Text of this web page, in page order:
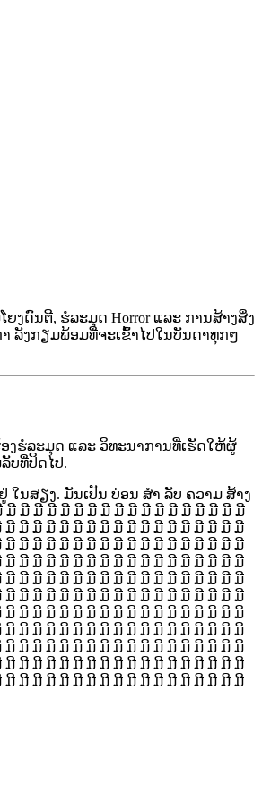
ງດົນຕີ, ຮໍລະມຸດ Horror ແລະ ການສ້າງສິ່ງ
ລັງກຽມພ້ອມທີ່ຈະເຂົ້າໄປໃນບັນດາທຸກໆ
ງຮໍລະມຸດ ແລະ ວິທະນາການທີ່ເຮັດໃຫ້ຜູ້
ບທີ່ປິດໄປ.
ນສຽງ. ມັນເປັນ ບ່ອນ ສຳ ລັບ ຄວາມ ສ້າງ
ມີ ມີ ມີ ມີ ມີ ມີ ມີ ມີ ມີ ມີ ມີ ມີ ມີ ມີ ມີ ມີ ມີ
ມີ ມີ ມີ ມີ ມີ ມີ ມີ ມີ ມີ ມີ ມີ ມີ ມີ ມີ ມີ ມີ ມີ
ມີ ມີ ມີ ມີ ມີ ມີ ມີ ມີ ມີ ມີ ມີ ມີ ມີ ມີ ມີ ມີ ມີ
ມີ ມີ ມີ ມີ ມີ ມີ ມີ ມີ ມີ ມີ ມີ ມີ ມີ ມີ ມີ ມີ ມີ
ມີ ມີ ມີ ມີ ມີ ມີ ມີ ມີ ມີ ມີ ມີ ມີ ມີ ມີ ມີ ມີ ມີ
ມີ ມີ ມີ ມີ ມີ ມີ ມີ ມີ ມີ ມີ ມີ ມີ ມີ ມີ ມີ ມີ ມີ
ມີ ມີ ມີ ມີ ມີ ມີ ມີ ມີ ມີ ມີ ມີ ມີ ມີ ມີ ມີ ມີ ມີ
ມີ ມີ ມີ ມີ ມີ ມີ ມີ ມີ ມີ ມີ ມີ ມີ ມີ ມີ ມີ ມີ ມີ
ມີ ມີ ມີ ມີ ມີ ມີ ມີ ມີ ມີ ມີ ມີ ມີ ມີ ມີ ມີ ມີ ມີ
ມີ ມີ ມີ ມີ ມີ ມີ ມີ ມີ ມີ ມີ ມີ ມີ ມີ ມີ ມີ ມີ ມີ
ມີ ມີ ມີ ມີ ມີ ມີ ມີ ມີ ມີ ມີ ມີ ມີ ມີ ມີ ມີ ມີ ມີ